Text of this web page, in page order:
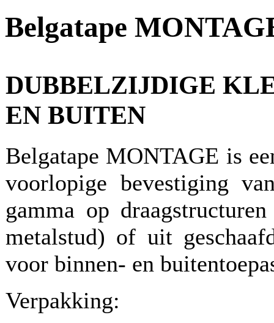
Belgatape
DUBBELZIJDIGE
EN BUITEN
Belgatape MONTAGE is
voorlopige bevestiging
gamma op
metalstud) of uit
voor binnen- en
Verpakking: